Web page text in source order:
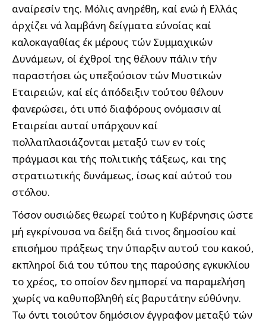
αναίρεσίν της. Μόλις ανηρέθη, καί ενώ ή Ελλάς
άρχίζει νά λαμβάνη δείγματα εύνοίας καί
καλοκαγαθίας έκ μέρους τών Συμμαχικών
Δυνάμεων, οί έχθροί της θέλουν πάλιν τήν
παραστήσει ώς υπεξούσιον τών Μυστικών
Εταιρειών, καί είς άπόδειξιν τούτου θέλουν
φανερώσει, ότι υπό διαφόρους ονόμασιν αί
Εταιρείαι αυταί υπάρχουν καί
πολλαπλασιάζονται μεταξύ των εν τοίς
πράγμασι και τής πολιτικής τάξεως, και της
στρατιωτικής δυνάμεως, ίσως καί αύτού του
στόλου.
Τόσον ουσιώδες θεωρεί τούτο η Κυβέρνησις ώστε
μή εγκρίνουσα να δείξη διά τινος δημοσίου καί
επισήμου πράξεως την ύπαρξιν αυτού του κακού,
εκπληροί διά του τύπου της παρούσης εγκυκλίου
το χρέος, το οποίον δεν ημπορεί να παραμελήση
χωρίς να καθυποβληθή είς βαρυτάτην εύθύνην.
Τω όντι τοιούτον δημόσιον έγγραφον μεταξύ τών